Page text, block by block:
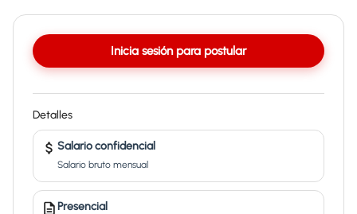
Inicia sesión para postular
Detalles
Salario confidencial
Salario bruto mensual
Presencial